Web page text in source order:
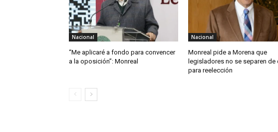
Nacional
“Me aplicaré a fondo para convencer
a la oposición”: Monreal
Nacional
Monreal pide a Morena que
legisladores no se separen de
para reelección